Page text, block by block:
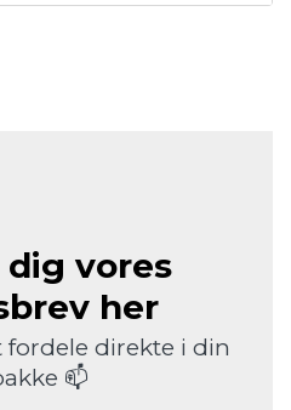
vores
her
fordele direkte i din
📫